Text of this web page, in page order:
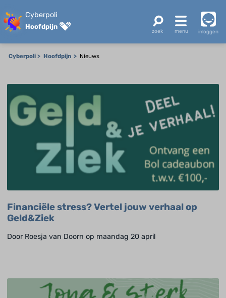
Cyberpoli
Hoofdpijn
inloggen
Cyberpoli Hoofdpijn Nieuws
Financiële stress? Vertel jouw verhaal op
Geld&Ziek
Door Roesja van Doorn op maandag 20 april